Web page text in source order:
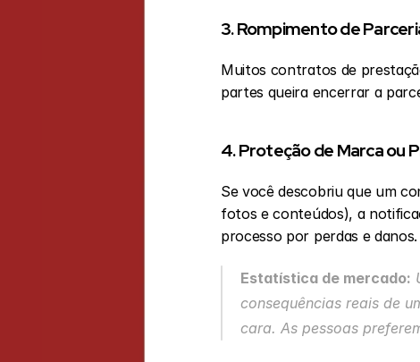
3. Rompimento de
Muitos contratos de
partes queira encerrar a
4. Proteção de Marca ou
Se você descobriu que um
fotos e conteúdos), a
processo por perdas e danos.
Estatística de mercado:
consequências reais de
cara. As pessoas